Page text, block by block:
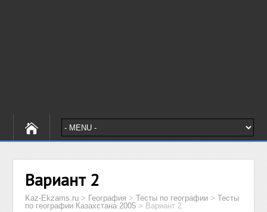
Вариант 2
Kaz-Ekzams.ru > География >Тесты по географии >Тесты
по географии Казахстана 2005 > Вариант 2